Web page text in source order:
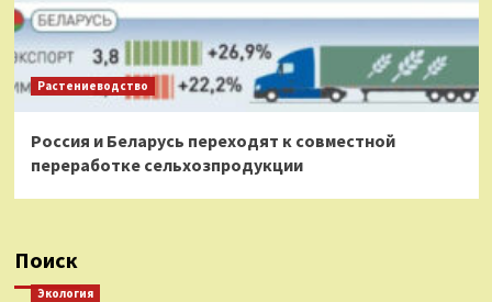
Растениеводство
Россия и Беларусь переходят к совместной
переработке сельхозпродукции
Поиск
Экология